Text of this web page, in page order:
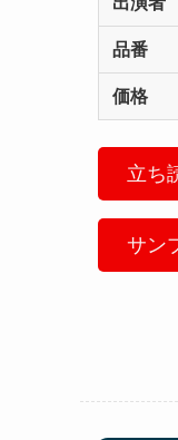
品番
価格
立ち
サン